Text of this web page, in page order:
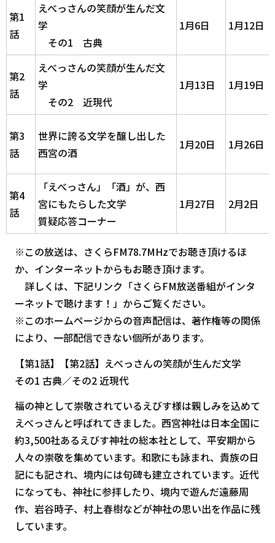
第1
話
えべっさんの笑顔が生んだ文
学
その1 古典
1月6日 1月12日
第2
話
えべっさんの笑顔が生んだ文
学
その2 近現代
1月13日 1月19日
第3
話
世界に誇る文学を醸し出した
西宮の酒
1月20日 1月26日
第4
話
「えべっさん」「酒」が、西
宮にもたらした文学
質疑応答コーナー
1月27日 2月2日
※この放送は、さくらFM78.7MHzでお聴き頂けるほ
か、インターネットからもお聴き頂けます。
詳しくは、下記リンク「さくらFM放送番組がインタ
ーネットで聴けます！」からご覧ください。
※このホームページからの音声配信は、著作権等の関係
により、一部配信できない個所があります。
【第1話】【第2話】えべっさんの笑顔が生んだ文学
その1 古典／その2 近現代
福の神として崇敬されているえびす様は親しみを込めて
えべっさんと呼ばれてきました。西宮神社は日本全国に
約3,500社あるえびす神社の総本社として、平安期から
人々の崇敬を集めています。和歌にも詠まれ、貴族の日
記にも記され、境内には句碑も建立されています。近代
になっても、神社に参拝したり、境内で遊んだ遠藤周
作、岩谷時子、村上春樹などが神社の思い出を作品に残
しています。